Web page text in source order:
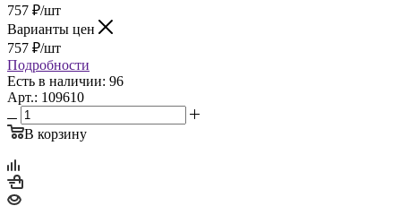
757 ₽/шт
Варианты цен
757 ₽/шт
Подробности
Есть в наличии: 96
Арт.: 109610
В корзину